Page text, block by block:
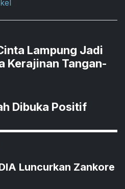
Lampung Jadi
Kerajinan Tangan-
Dibuka Positif
Luncurkan Zankore